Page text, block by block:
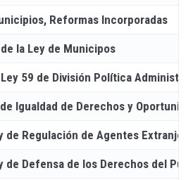
Reformas Incorporadas
la Ley de Municipos
59 de División Política
Igualdad de Derechos y
de Regulación de Agentes
de Defensa de los Derechos del